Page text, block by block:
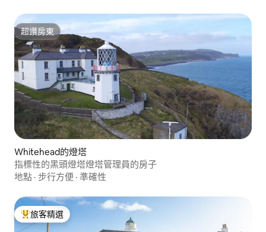
超讚房東
超讚房東
Whitehead的燈塔
指標性的黑頭燈塔燈塔管理員的房子
地點 · 步行方便 · 準確性
旅客精選榜首
旅客精選